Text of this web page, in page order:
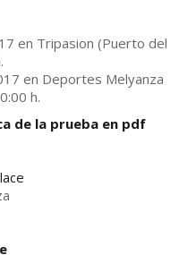
en Tripasion (Puerto del
en Deportes Melyanza
h.
de la prueba en pdf